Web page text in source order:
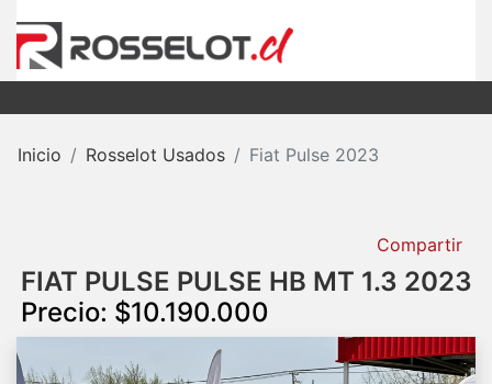
Inicio Rosselot Usados Fiat Pulse 2023
Compartir
FIAT PULSE PULSE HB MT 1.3 2023
Precio: $10.190.000